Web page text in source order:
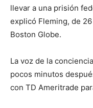
llevar a una prisión
explicó Fleming, de
Boston Globe.
La voz de la
pocos minutos
con TD Ameritrade